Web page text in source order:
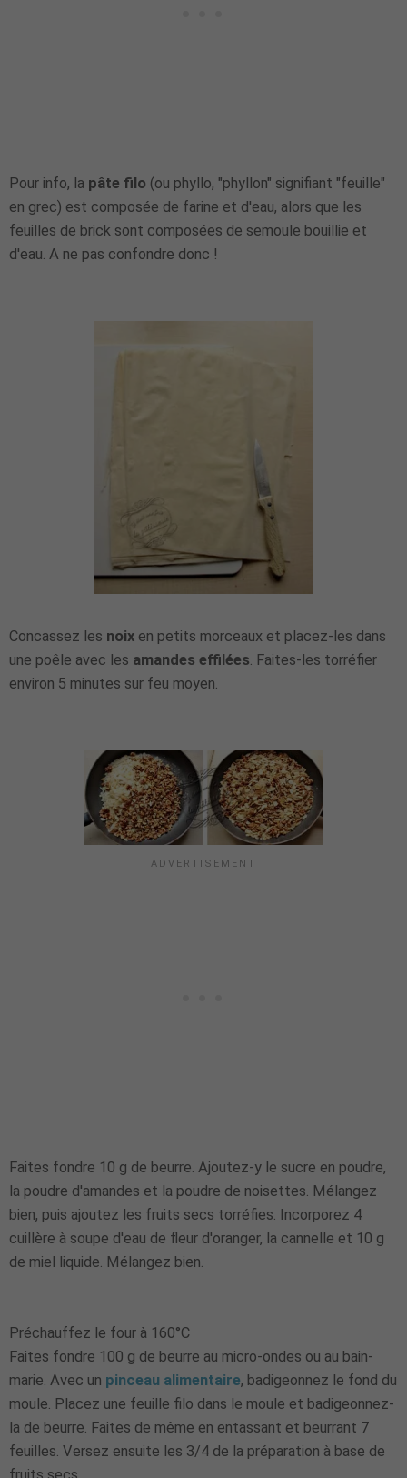
Pour info, la pâte filo (ou phyllo, "phyllon" signifiant "feuille"
en grec) est composée de farine et d'eau, alors que les
feuilles de brick sont composées de semoule bouillie et
d'eau. A ne pas confondre donc !
Concassez les noix en petits morceaux et placez-les dans
une poêle avec les amandes effilées. Faites-les torréfier
environ 5 minutes sur feu moyen.
Faites fondre 10 g de beurre. Ajoutez-y le sucre en poudre,
la poudre d'amandes et la poudre de noisettes. Mélangez
bien, puis ajoutez les fruits secs torréfies. Incorporez 4
cuillère à soupe d'eau de fleur d'oranger, la cannelle et 10 g
de miel liquide. Mélangez bien.
Préchauffez le four à 160°C
Faites fondre 100 g de beurre au micro-ondes ou au bain-
marie. Avec un pinceau alimentaire, badigeonnez le fond du
moule. Placez une feuille filo dans le moule et badigeonnez-
la de beurre. Faites de même en entassant et beurrant 7
feuilles. Versez ensuite les 3/4 de la préparation à base de